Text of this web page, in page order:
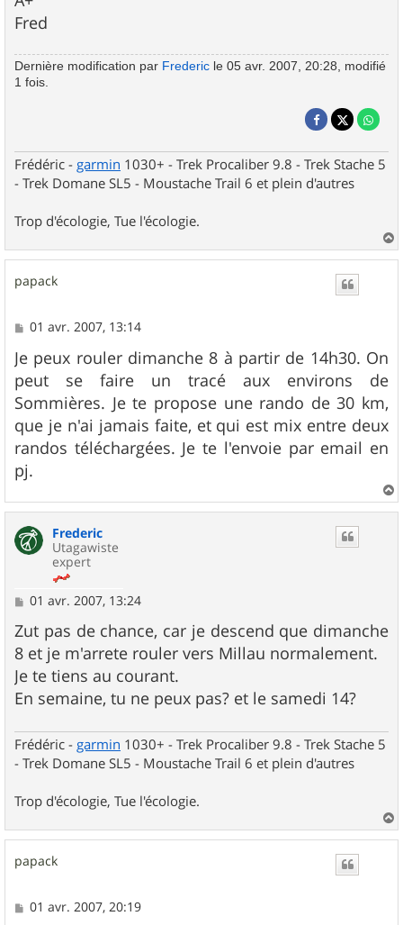
Fred
Dernière modification par Frederic le 05 avr. 2007, 20:28, modifié
1 fois.
Frédéric - garmin 1030+ - Trek Procaliber 9.8 - Trek Stache 5
- Trek Domane SL5 - Moustache Trail 6 et plein d'autres
Trop d'écologie, Tue l'écologie.
a
papack
M
s
s
a
g
e
01 avr. 2007, 13:14
Je peux rouler dimanche 8 à partir de 14h30. On
peut se faire un tracé aux environs de
Sommières. Je te propose une rando de 30 km,
que je n'ai jamais faite, et qui est mix entre deux
randos téléchargées. Je te l'envoie par email en
pj.
a
Frederic
Utagawiste
expert
M
s
s
a
g
e
01 avr. 2007, 13:24
Zut pas de chance, car je descend que dimanche
8 et je m'arrete rouler vers Millau normalement.
Je te tiens au courant.
En semaine, tu ne peux pas? et le samedi 14?
Frédéric - garmin 1030+ - Trek Procaliber 9.8 - Trek Stache 5
- Trek Domane SL5 - Moustache Trail 6 et plein d'autres
Trop d'écologie, Tue l'écologie.
a
papack
M
01 avr. 2007, 20:19